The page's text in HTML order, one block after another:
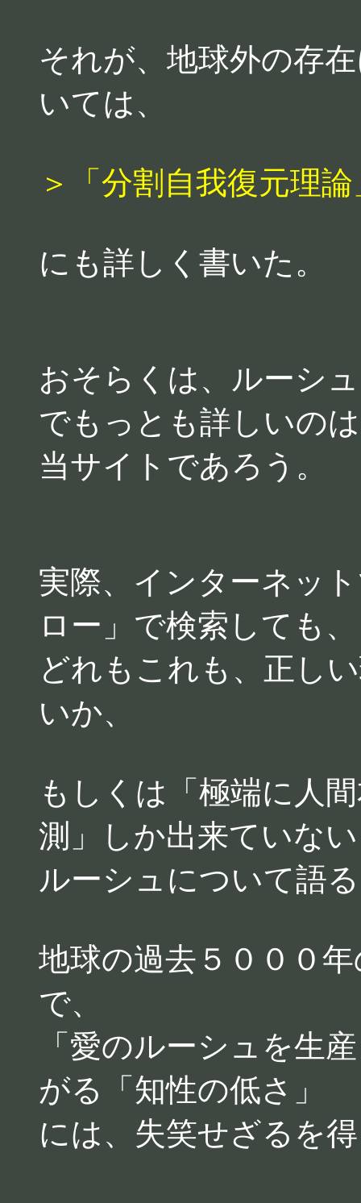
それが、地球外の存
いては、
＞「分割自我復元理論
にも詳しく書いた。
おそらくは、ルーシ
でもっとも詳しいの
当サイトであろう。
実際、インターネッ
ロー」で検索しても、
どれもこれも、正し
いか、
もしくは「極端に人
測」しか出来ていな
ルーシュについて語
地球の過去５０００
で、
「愛のルーシュを生
がる「知性の低さ」
には、失笑せざるを